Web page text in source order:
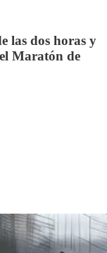
las dos horas y
Maratón de